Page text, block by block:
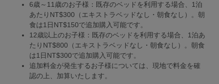
6歳～11歳のお子様：既存のベッドを利用する場合、1泊
あたりNT$300（エキストラベッドなし・朝食なし）。朝
食は1日NT$150で追加購入可能です。
12歳以上のお子様：既存のベッドを利用する場合、1泊あ
たりNT$800（エキストラベッドなし・朝食なし）。朝食
は1日NT$300で追加購入可能です。
追加料金が発生するお子様については、現地で料金を確
認の上、加算いたします。